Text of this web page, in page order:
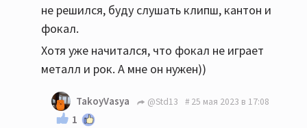
не решился, буду слушать клипш, кантон и
фокал.
Хотя уже начитался, что фокал не играет
металл и рок. А мне он нужен))
TakoyVasya @Std13 25 мая 2023 в 17:08
1